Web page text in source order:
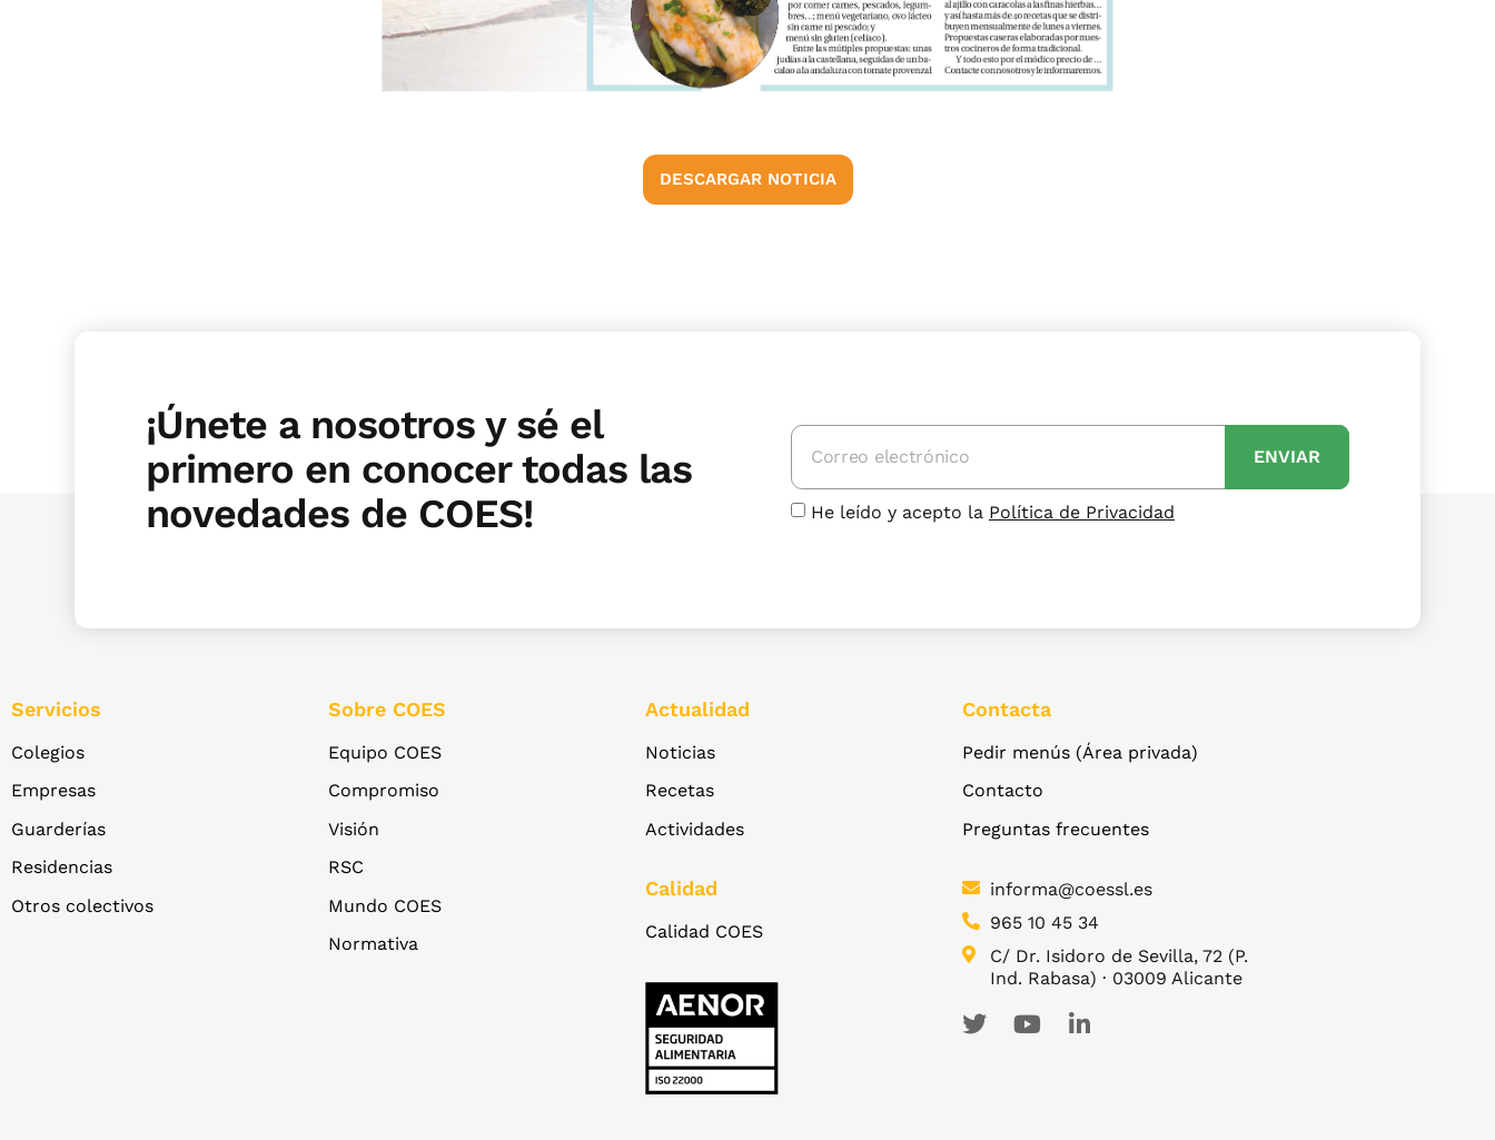
DESCARGAR NOTICIA
¡Únete a nosotros y sé el
primero en conocer todas las
novedades de COES!
He leído y acepto la Política de Privacidad
ENVIAR
Servicios
Colegios
Empresas
Guarderías
Residencias
Otros colectivos
Sobre COES
Equipo COES
Compromiso
Visión
RSC
Mundo COES
Normativa
Actualidad
Noticias
Recetas
Actividades
Calidad
Calidad COES
Contacta
Pedir menús (Área privada)
Contacto
Preguntas frecuentes
informa@coessl.es
965 10 45 34
C/ Dr. Isidoro de Sevilla, 72 (P.
Ind. Rabasa) · 03009 Alicante